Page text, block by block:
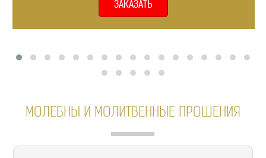
ЗАКАЗАТЬ
МОЛЕБНЫ И МОЛИТВЕННЫЕ ПРОШЕНИЯ